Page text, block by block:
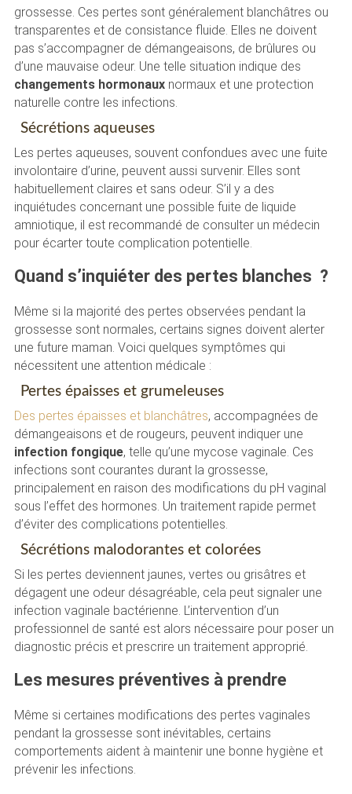
grossesse. Ces pertes sont généralement blanchâtres ou
transparentes et de consistance fluide. Elles ne doivent
pas s’accompagner de démangeaisons, de brûlures ou
d’une mauvaise odeur. Une telle situation indique des
changements hormonauxnormaux et une protection
naturelle contre les infections.
Sécrétions aqueuses
Les pertes aqueuses, souvent confondues avec une fuite
involontaire d’urine, peuvent aussi survenir. Elles sont
habituellement claires et sans odeur. S’il y a des
inquiétudes concernant une possible fuite de liquide
amniotique, il est recommandé de consulter un médecin
pour écarter toute complication potentielle.
Quand s’inquiéter des pertes blanches ?
Même si la majorité des pertes observées pendant la
grossesse sont normales, certains signes doivent alerter
une future maman. Voici quelques symptômes qui
nécessitent une attention médicale :
Pertes épaisses et grumeleuses
Des pertes épaisses et blanchâtres, accompagnées de
démangeaisons et de rougeurs, peuvent indiquer une
infection fongique, telle qu’une mycose vaginale. Ces
infections sont courantes durant la grossesse,
principalement en raison des modifications du pH vaginal
sous l’effet des hormones. Un traitement rapide permet
d’éviter des complications potentielles.
Sécrétions malodorantes et colorées
Si les pertes deviennent jaunes, vertes ou grisâtres et
dégagent une odeur désagréable, cela peut signaler une
infection vaginale bactérienne. L’intervention d’un
professionnel de santé est alors nécessaire pour poser un
diagnostic précis et prescrire un traitement approprié.
Les mesures préventives à prendre
Même si certaines modifications des pertes vaginales
pendant la grossesse sont inévitables, certains
comportements aident à maintenir une bonne hygiène et
prévenir les infections.